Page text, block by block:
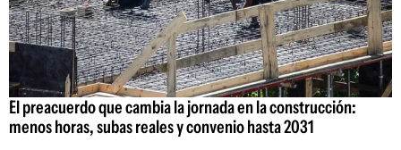
El preacuerdo que cambia la jornada en la construcción:
menos horas, subas reales y convenio hasta 2031